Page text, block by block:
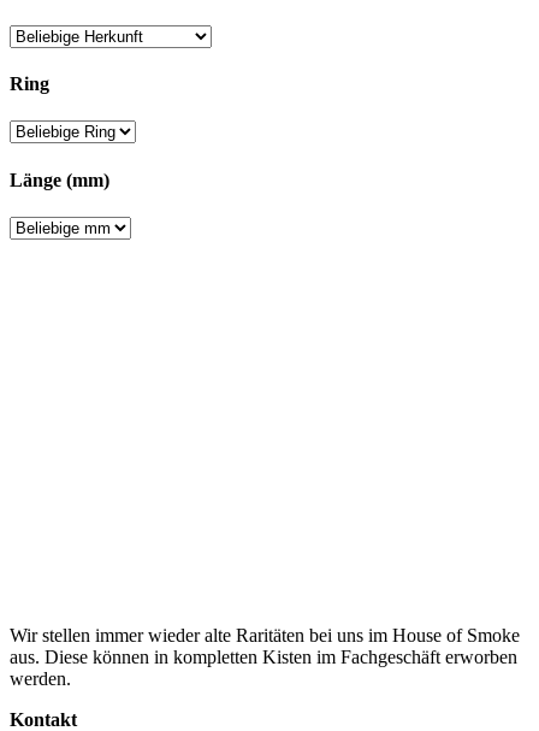
Ring
Länge (mm)
Wir stellen immer wieder alte Raritäten bei uns im House of Smoke
aus. Diese können in kompletten Kisten im Fachgeschäft erworben
werden.
Kontakt